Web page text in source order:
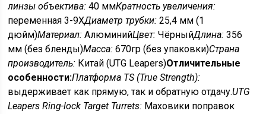
линзы объектива: 40 ммКратность увеличения:
переменная 3-9XДиаметр трубки: 25,4 мм (1
дюйм)Материал: АлюминийЦвет: ЧёрныйДлина: 356
мм (без бленды)Масса: 670гр (без упаковки)Страна
производитель: Китай (UTG Leapers)Отличительные
особенности:Платформа TS (True Strength):
выдерживает как прямую, так и обратную отдачу.UTG
Leapers Ring-lock Target Turrets: Маховики поправок